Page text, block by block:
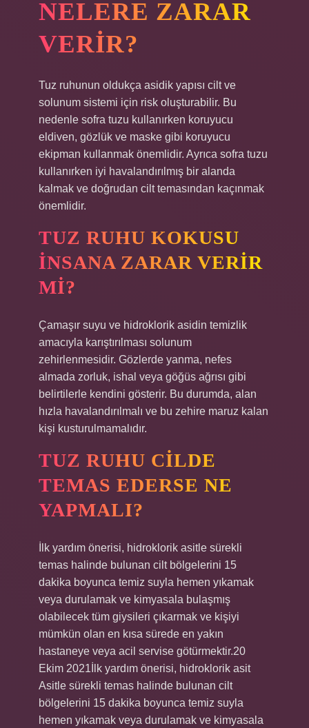
NELERE ZARAR
VERIR?
Tuz ruhunun oldukça asidik yapısı cilt ve
solunum sistemi için risk oluşturabilir. Bu
nedenle sofra tuzu kullanırken koruyucu
eldiven, gözlük ve maske gibi koruyucu
ekipman kullanmak önemlidir. Ayrıca sofra tuzu
kullanırken iyi havalandırılmış bir alanda
kalmak ve doğrudan cilt temasından kaçınmak
önemlidir.
TUZ RUHU KOKUSU
INSANA ZARAR VERIR
MI?
Çamaşır suyu ve hidroklorik asidin temizlik
amacıyla karıştırılması solunum
zehirlenmesidir. Gözlerde yanma, nefes
almada zorluk, ishal veya göğüs ağrısı gibi
belirtilerle kendini gösterir. Bu durumda, alan
hızla havalandırılmalı ve bu zehire maruz kalan
kişi kusturulmamalıdır.
TUZ RUHU CILDE
TEMAS EDERSE NE
YAPMALI?
İlk yardım önerisi, hidroklorik asitle sürekli
temas halinde bulunan cilt bölgelerini 15
dakika boyunca temiz suyla hemen yıkamak
veya durulamak ve kimyasala bulaşmış
olabilecek tüm giysileri çıkarmak ve kişiyi
mümkün olan en kısa sürede en yakın
hastaneye veya acil servise götürmektir.20
Ekim 2021İlk yardım önerisi, hidroklorik asit
Asitle sürekli temas halinde bulunan cilt
bölgelerini 15 dakika boyunca temiz suyla
hemen yıkamak veya durulamak ve kimyasala